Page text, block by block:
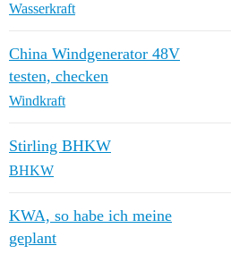
Wasserkraft
China Windgenerator 48V
testen, checken
Windkraft
Stirling BHKW
BHKW
KWA, so habe ich meine
geplant